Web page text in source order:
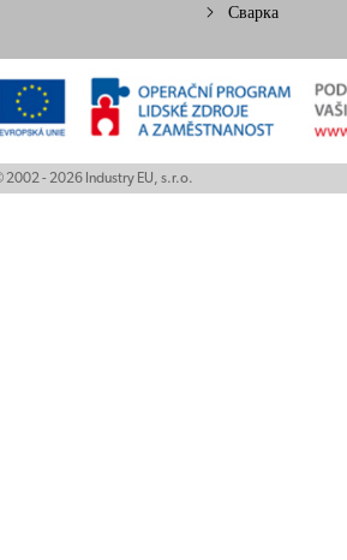
Сварка
- 2026 Industry EU, s.r.o.